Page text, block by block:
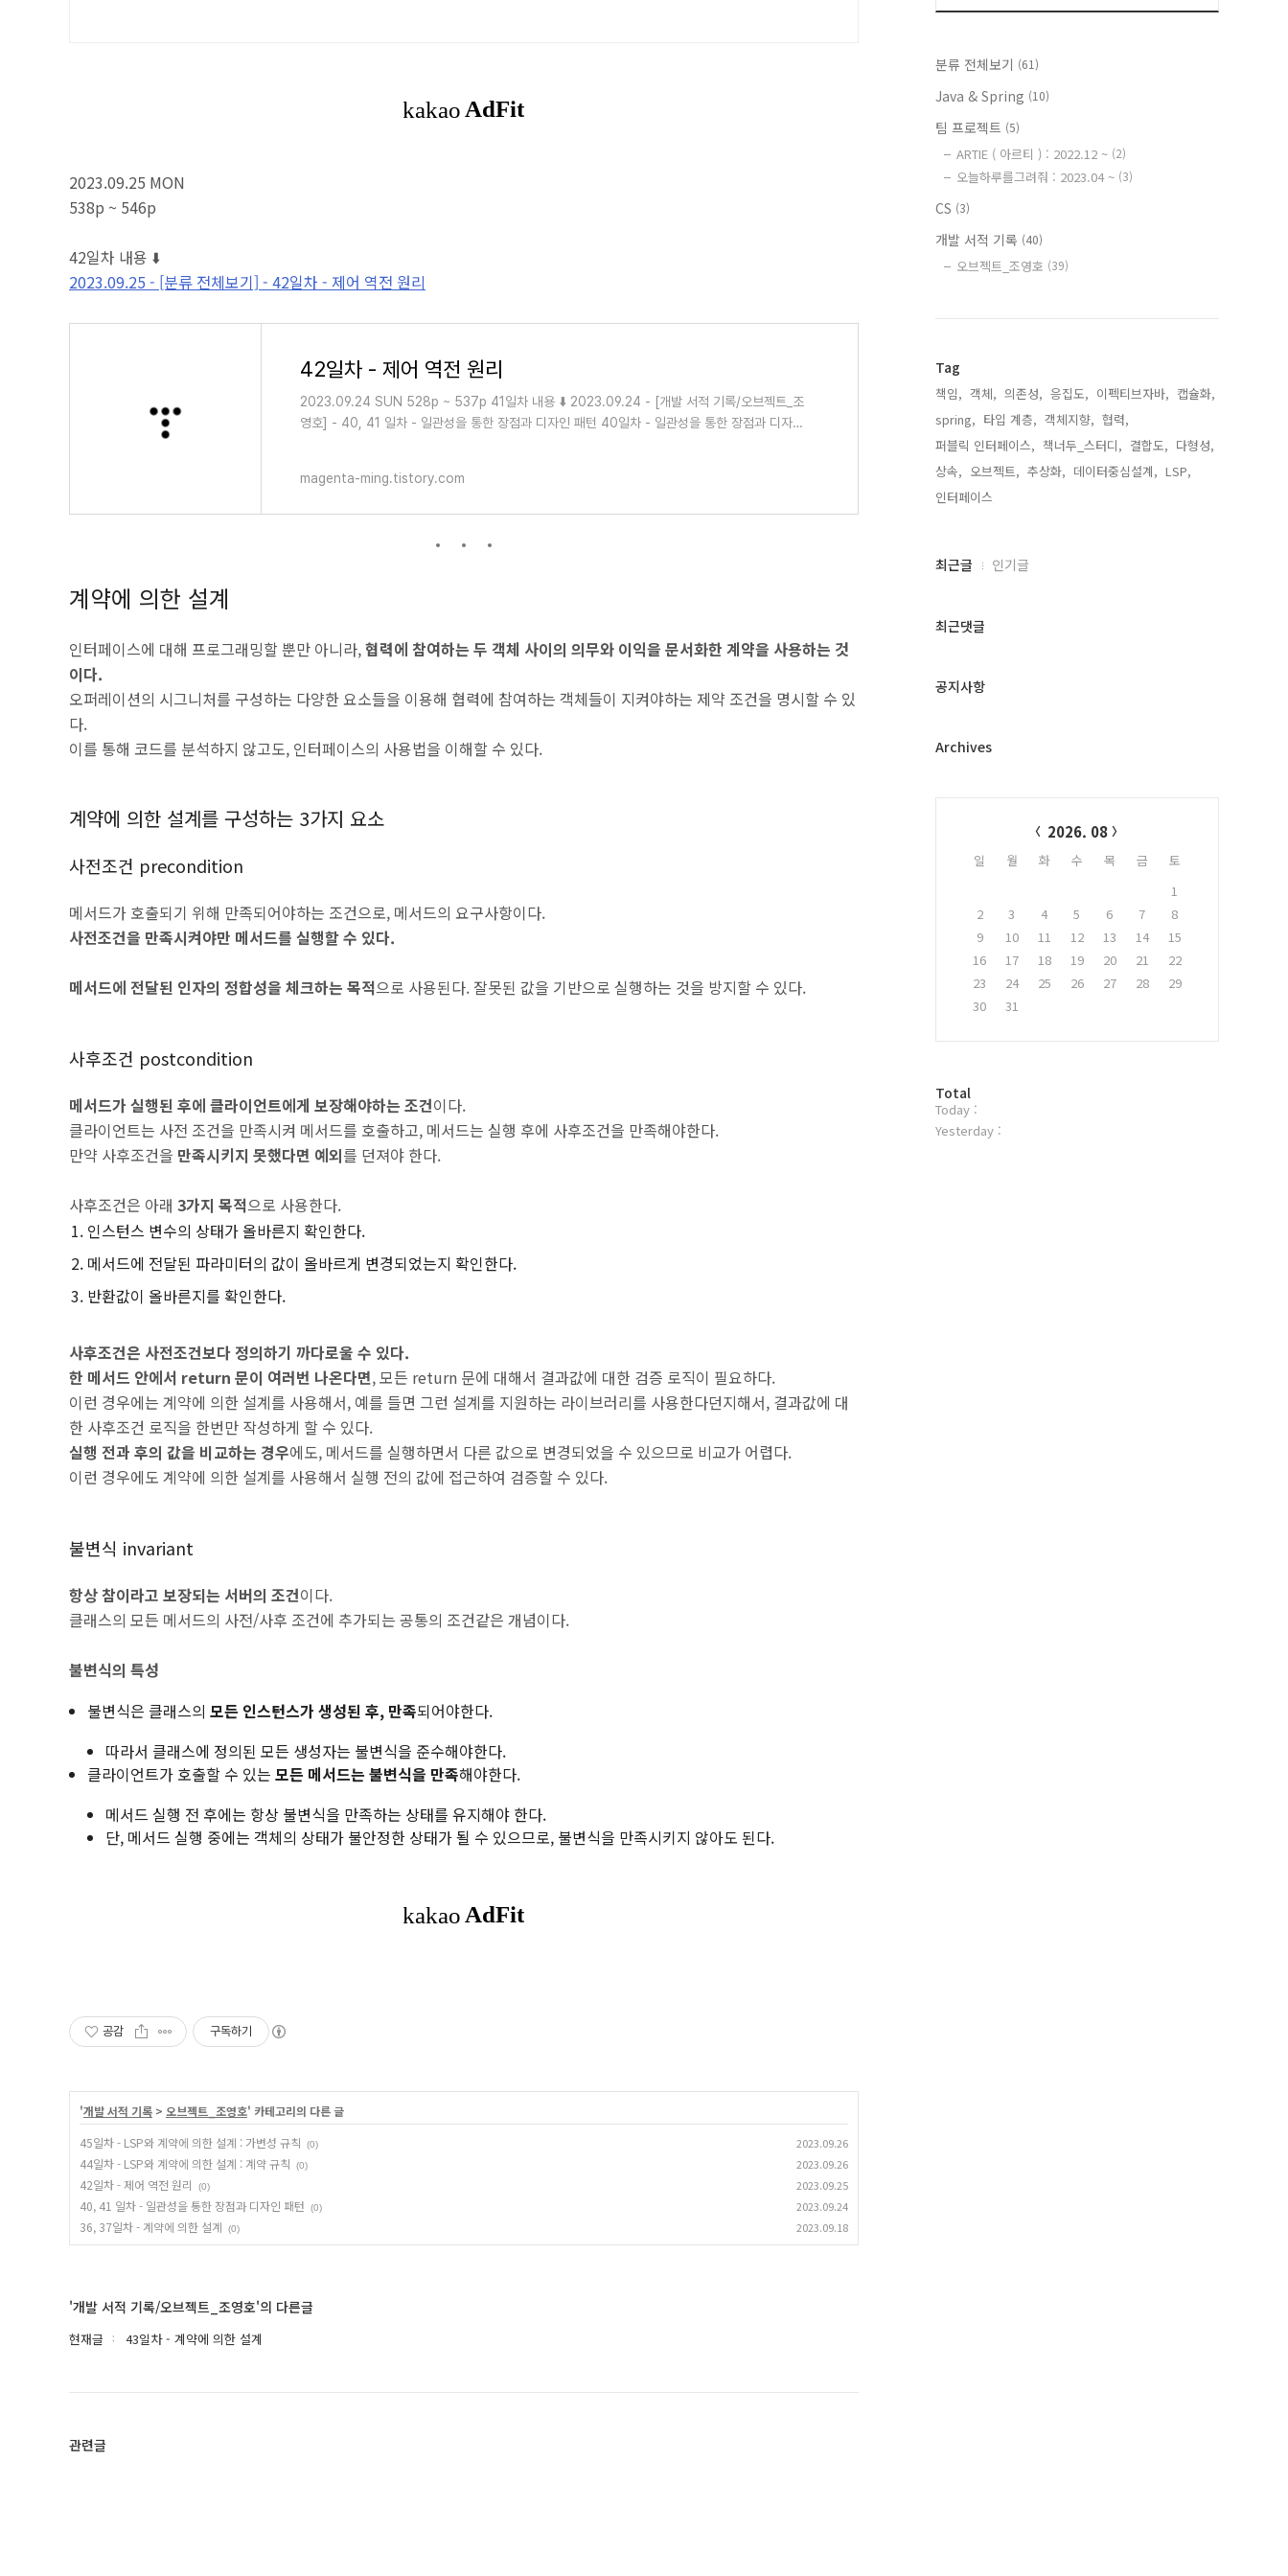
2023.09.25 MON
538p ~ 546p
42일차 내용 ⬇️
2023.09.25 - [분류 전체보기] - 42일차 - 제어 역전 원리
42일차 - 제어 역전 원리
2023.09.24 SUN 528p ~ 537p 41일차 내용 ⬇️ 2023.09.24 - [개발 서적 기록/오브젝트_조
영호] - 40, 41 일차 - 일관성을 통한 장점과 디자인 패턴 40일차 - 일관성을 통한 장점과 디자인
magenta-ming.tistory.com
계약에 의한 설계
인터페이스에 대해 프로그래밍할 뿐만 아니라,협력에 참여하는 두 객체 사이의 의무와 이익을 문서화한 계약을 사용하는 것
이다.
오퍼레이션의 시그니처를 구성하는 다양한 요소들을 이용해 협력에 참여하는 객체들이 지켜야하는 제약 조건을 명시할 수 있
다.
이를 통해 코드를 분석하지 않고도, 인터페이스의 사용법을 이해할 수 있다.
계약에 의한 설계를 구성하는 3가지 요소
사전조건 precondition
메서드가 호출되기 위해 만족되어야하는 조건으로, 메서드의 요구사항이다.
사전조건을 만족시켜야만 메서드를 실행할 수 있다.
메서드에 전달된 인자의 정합성을 체크하는 목적으로 사용된다. 잘못된 값을 기반으로 실행하는 것을 방지할 수 있다.
사후조건 postcondition
메서드가 실행된 후에 클라이언트에게 보장해야하는 조건이다.
클라이언트는 사전 조건을 만족시켜 메서드를 호출하고, 메서드는 실행 후에 사후조건을 만족해야한다.
만약 사후조건을 만족시키지 못했다면 예외를 던져야 한다.
사후조건은 아래 3가지 목적으로 사용한다.
인스턴스 변수의 상태가 올바른지 확인한다.
메서드에 전달된 파라미터의 값이 올바르게 변경되었는지 확인한다.
반환값이 올바른지를 확인한다.
사후조건은 사전조건보다 정의하기 까다로울 수 있다.
한 메서드 안에서 return 문이 여러번 나온다면, 모든 return 문에 대해서 결과값에 대한 검증 로직이 필요하다.
이런 경우에는 계약에 의한 설계를 사용해서, 예를 들면 그런 설계를 지원하는 라이브러리를 사용한다던지해서, 결과값에 대
한 사후조건 로직을 한번만 작성하게 할 수 있다.
실행 전과 후의 값을 비교하는 경우에도, 메서드를 실행하면서 다른 값으로 변경되었을 수 있으므로 비교가 어렵다.
이런 경우에도 계약에 의한 설계를 사용해서 실행 전의 값에 접근하여 검증할 수 있다.
불변식 invariant
항상 참이라고 보장되는 서버의 조건이다.
클래스의 모든 메서드의 사전/사후 조건에 추가되는 공통의 조건같은 개념이다.
불변식의 특성
불변식은 클래스의 모든 인스턴스가 생성된 후, 만족되어야한다.
따라서 클래스에 정의된 모든 생성자는 불변식을 준수해야한다.
클라이언트가 호출할 수 있는 모든 메서드는 불변식을 만족해야한다.
메서드 실행 전 후에는 항상 불변식을 만족하는 상태를 유지해야 한다.
단, 메서드 실행 중에는 객체의 상태가 불안정한 상태가 될 수 있으므로, 불변식을 만족시키지 않아도 된다.
공감 구독하기
'개발 서적 기록 > 오브젝트_조영호' 카테고리의 다른 글
45일차 - LSP와 계약에 의한 설계 : 가변성 규칙
(0) 2023.09.26
44일차 - LSP와 계약에 의한 설계 : 계약 규칙 (0) 2023.09.26
42일차 - 제어 역전 원리 (0) 2023.09.25
40, 41 일차 - 일관성을 통한 장점과 디자인 패턴 (0) 2023.09.24
36, 37일차 - 계약에 의한 설계 (0) 2023.09.18
'개발 서적 기록/오브젝트_조영호'의 다른글
현재글 43일차 - 계약에 의한 설계
관련글
분류 전체보기 (61)
Java & Spring (10)
팀 프로젝트 (5)
ARTIE ( 아르티 ) : 2022.12 ~ (2)
오늘하루를그려줘 : 2023.04 ~ (3)
CS (3)
개발 서적 기록 (40)
오브젝트_조영호 (39)
Tag
책임, 객체, 의존성, 응집도, 이펙티브자바, 캡슐화,
spring, 타입 계층, 객체지향, 협력,
퍼블릭 인터페이스, 책너두_스터디, 결합도, 다형성,
상속, 오브젝트, 추상화, 데이터중심설계, LSP,
인터페이스,
최
과
글
최근글 인기글
최근댓글
공지사항
Archives
2026. 08
일 월 화 수 목 금
토
1
2
3 4 5 6 7
8
9
10 11 12 13 14
15
16
17 18 19 20 21
22
23
24 25 26 27 28
29
30
31
방
문
자
Total
Today :
Yesterday :